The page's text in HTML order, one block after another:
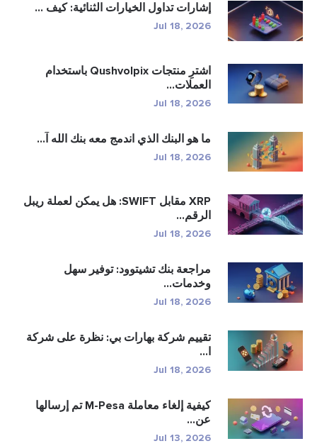
إشارات تداول الخيارات الثنائية: كيف ...
Jul 18, 2026
اشترِ منتجات Qushvolpix باستخدام
العملات...
Jul 18, 2026
ما هو البنك الذي اندمج معه بنك الله آ...
Jul 18, 2026
XRP مقابل SWIFT: هل يمكن لعملة ريبل
الرقم...
Jul 18, 2026
مراجعة بنك تشيتوود: توفير سهل
وخدمات...
Jul 18, 2026
تقييم شركة بهارات بي: نظرة على شركة
Jul 18, 2026
كيفية إلغاء معاملة M-Pesa تم إرسالها
عن...
Jul 13, 2026